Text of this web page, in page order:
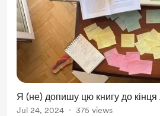
Я (не) допишу цю книгу до кінця
Jul 24, 2024 375 views